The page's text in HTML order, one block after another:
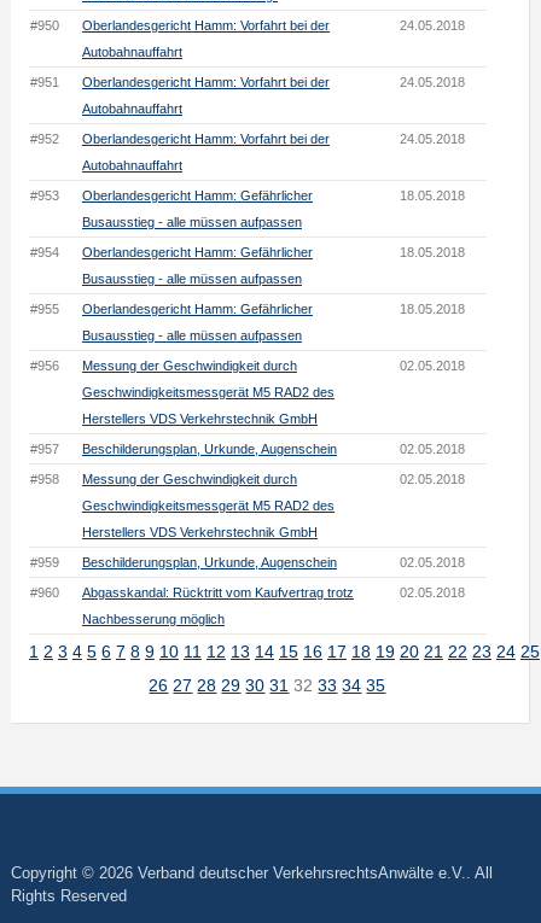
#950
Oberlandesgericht Hamm: Vorfahrt bei der
Autobahnauffahrt
24.05.2018
#951
Oberlandesgericht Hamm: Vorfahrt bei der
Autobahnauffahrt
24.05.2018
#952
Oberlandesgericht Hamm: Vorfahrt bei der
Autobahnauffahrt
24.05.2018
#953
Oberlandesgericht Hamm: Gefährlicher
Busausstieg - alle müssen aufpassen
18.05.2018
#954
Oberlandesgericht Hamm: Gefährlicher
Busausstieg - alle müssen aufpassen
18.05.2018
#955
Oberlandesgericht Hamm: Gefährlicher
Busausstieg - alle müssen aufpassen
18.05.2018
#956
Messung der Geschwindigkeit durch
Geschwindigkeitsmessgerät M5 RAD2 des
Herstellers VDS Verkehrstechnik GmbH
02.05.2018
#957 Beschilderungsplan, Urkunde, Augenschein 02.05.2018
#958
Messung der Geschwindigkeit durch
Geschwindigkeitsmessgerät M5 RAD2 des
Herstellers VDS Verkehrstechnik GmbH
02.05.2018
#959 Beschilderungsplan, Urkunde, Augenschein 02.05.2018
#960
Abgasskandal: Rücktritt vom Kaufvertrag trotz
Nachbesserung möglich
02.05.2018
1 2 3 4 5 6 7 8 9 10 11 12 13 14 15 16 17 18 19 20 21 22 23 24 25
26 27 28 29 30 31 3233 34 35
Copyright © 2026 Verband deutscher VerkehrsrechtsAnwälte e.V.. All
Rights Reserved